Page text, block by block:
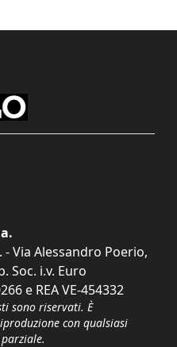
Via Alessandro Poerio,
Soc. i.v. Euro
e REA VE-454332
sono riservati. È
con qualsiasi